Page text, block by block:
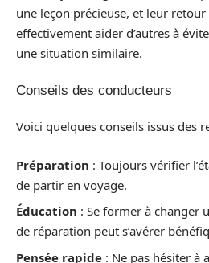
une leçon précieuse, et leur
effectivement aider d’autres à
une situation similaire.
Conseils des conducteurs
Voici quelques conseils issus des
Préparation : Toujours vérifier
de partir en voyage.
Éducation : Se former à changer
de réparation peut s’avérer
Pensée rapide : Ne pas hésiter à